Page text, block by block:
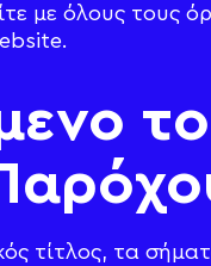
με όλους τους
τίτλος, τα